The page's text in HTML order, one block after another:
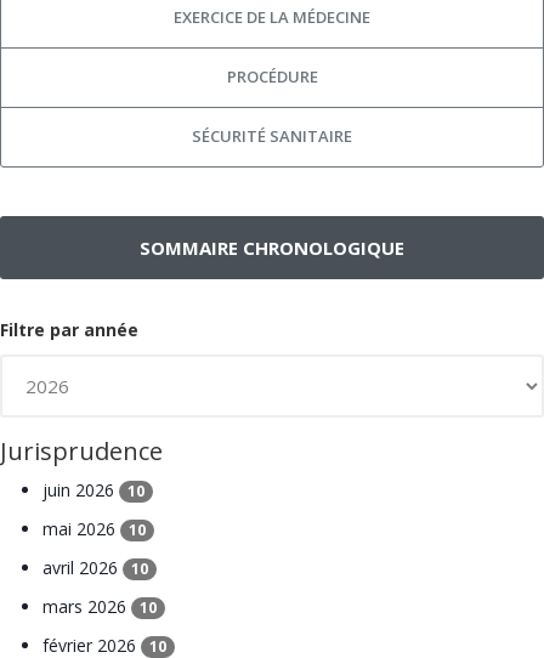
EXERCICE DE LA MÉDECINE
PROCÉDURE
SÉCURITÉ SANITAIRE
SOMMAIRE CHRONOLOGIQUE
Filtre par année
Jurisprudence
juin 2026 10
mai 2026 10
avril 2026 10
mars 2026 10
février 2026 10